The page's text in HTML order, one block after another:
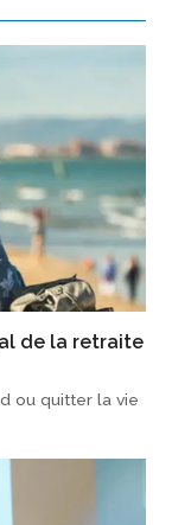
de la retraite
ou quitter la vie